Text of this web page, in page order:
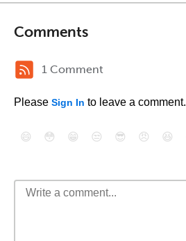
Comments
1 Comment
Please Sign In to leave a comment.
😄 😳 😁 😒 😎 😠 😆